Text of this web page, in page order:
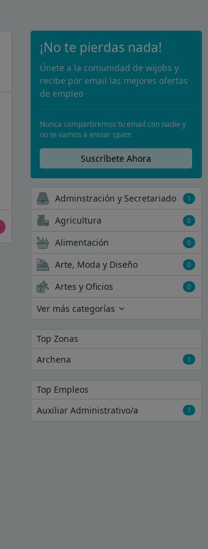
¡No te pierdas nada!
Únete a la comunidad de wijobs y
recibe por email las mejores ofertas
de empleo
Nunca compartiremos tu email con nadie y
no te vamos a enviar spam
Suscríbete Ahora
Adminstración y Secretariado 1
Agricultura 0
Alimentación 0
Arte, Moda y Diseño 0
Artes y Oficios 0
Ver más categorías
Top Zonas
Archena
1
Top Empleos
Auxiliar Administrativo/a
1